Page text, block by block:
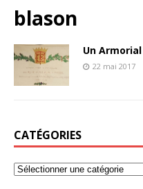
blason
Un Armorial
22 mai 2017
CATÉGORIES